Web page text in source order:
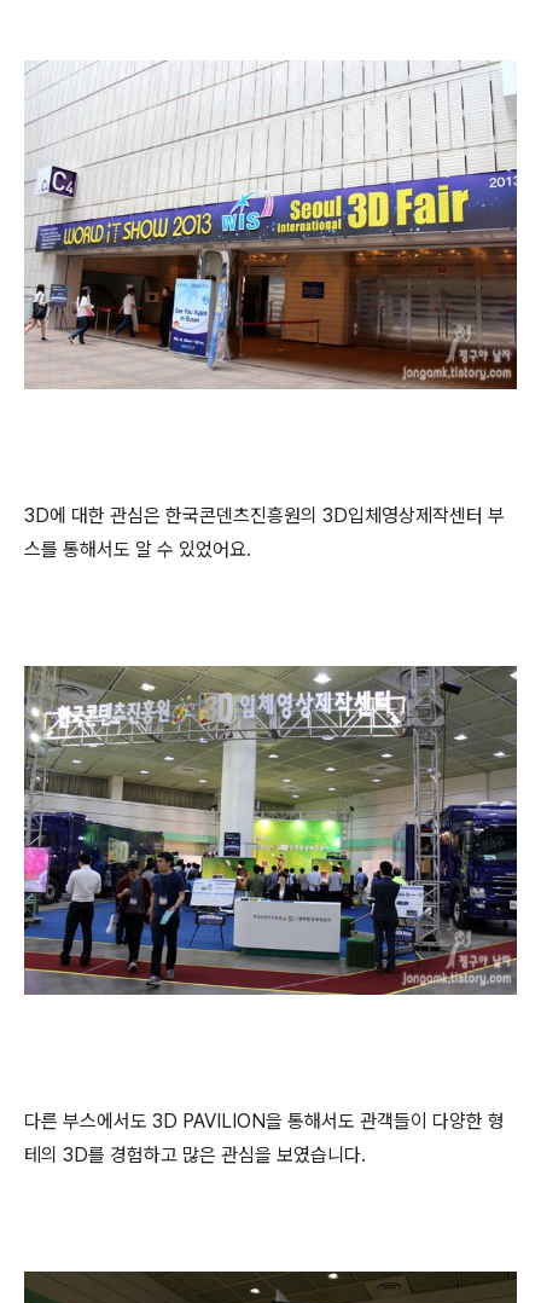
3D에 대한 관심은 한국콘덴츠진흥원의 3D입체영상제작센터 부
스를 통해서도 알 수 있었어요.
다른 부스에서도 3D PAVILION을 통해서도 관객들이 다양한 형
테의 3D를 경험하고 많은 관심을 보였습니다.